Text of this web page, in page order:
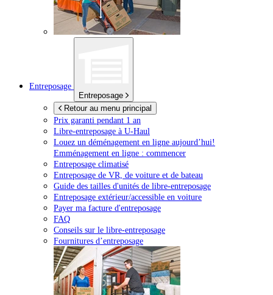
Entreposage
Entreposage
Retour au menu principal
Prix garanti pendant 1 an
Libre-entreposage à U-Haul
Louez un déménagement en ligne aujourd’hui!
Emménagement en ligne : commencer
Entreposage climatisé
Entreposage de VR, de voiture et de bateau
Guide des tailles d'unités de libre-entreposage
Entreposage extérieur/accessible en voiture
Payer ma facture d'entreposage
FAQ
Conseils sur le libre-entreposage
Fournitures d’entreposage